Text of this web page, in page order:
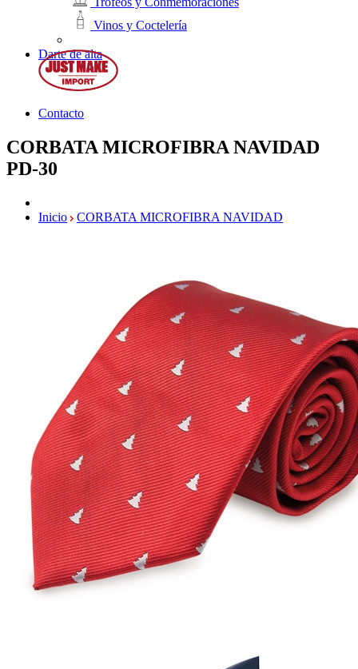
Vinos y Coctelería
Darte de alta
Contacto
CORBATA MICROFIBRA NAVIDAD
PD-30
Inicio CORBATA MICROFIBRA NAVIDAD